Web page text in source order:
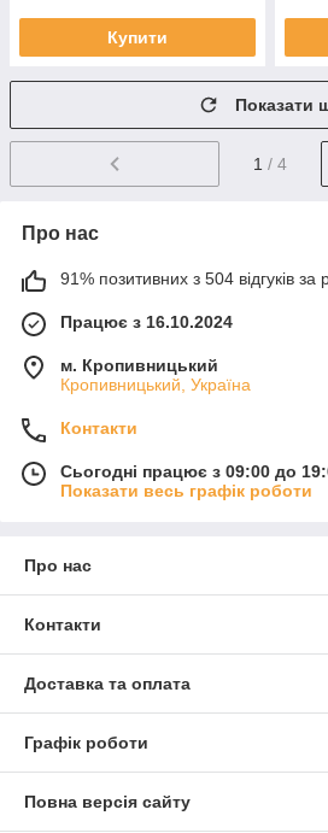
Купити
Показати
1 / 4
Про нас
91% позитивних з 504 відгуків за
Працює з 16.10.2024
м. Кропивницький
Кропивницький, Україна
Контакти
Сьогодні працює з 09:00 до
Показати весь графік роботи
Про нас
Контакти
Доставка та оплата
Графік роботи
Повна версія сайту